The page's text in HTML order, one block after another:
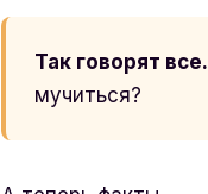
Так говорят все.
мучиться?